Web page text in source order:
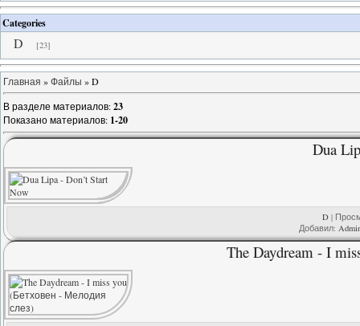
Categories
D [23]
Главная »Файлы » D
В разделе материалов:23
Показано материалов: 1-20
Dua
D|
Добавил:
The Daydream - I